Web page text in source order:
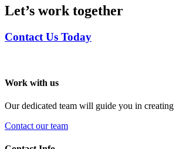
was:
₫1,000,000.00.
Let’s work together
Contact Us Today
Footer
Work with us
Our dedicated team will guide you in
Contact our team